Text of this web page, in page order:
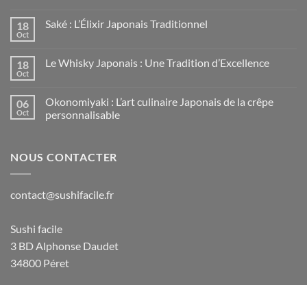
18
Oct
Saké : L’Élixir Japonais Traditionnel
18
Oct
Le Whisky Japonais : Une Tradition d’Excellence
06
Oct
Okonomiyaki : L’art culinaire Japonais de la crêpe
personnalisable
NOUS CONTACTER
contact@sushifacile.fr
Sushi facile
3 BD Alphonse Daudet
34800 Péret